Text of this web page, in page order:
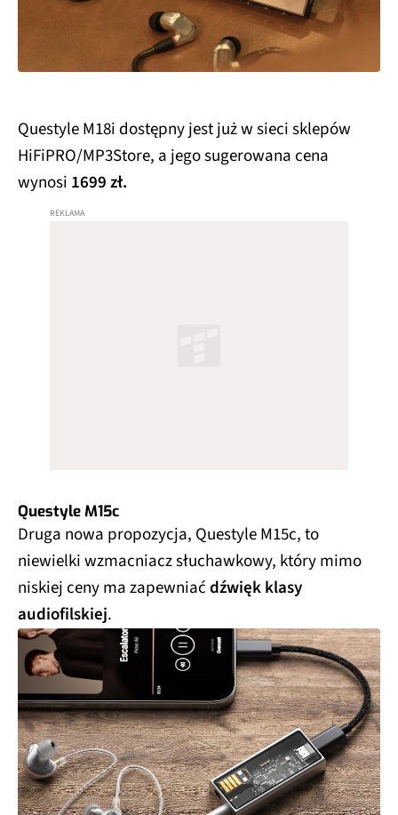
Questyle M18i dostępny jest już w sieci sklepów
HiFiPRO/MP3Store, a jego sugerowana cena
wynosi 1699 zł.
Questyle M15c
Druga nowa propozycja, Questyle M15c, to
niewielki wzmacniacz słuchawkowy, który mimo
niskiej ceny ma zapewniaćdźwięk klasy
audiofilskiej.